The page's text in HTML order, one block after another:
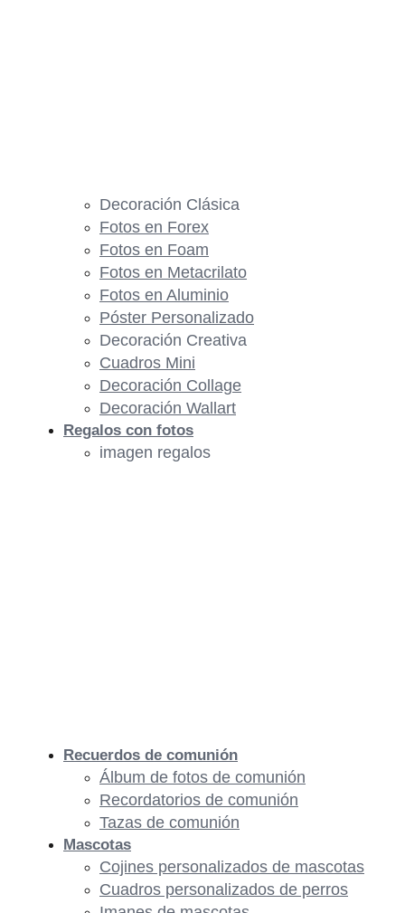
Decoración Clásica
Fotos en Forex
Fotos en Foam
Fotos en Metacrilato
Fotos en Aluminio
Póster Personalizado
Decoración Creativa
Cuadros Mini
Decoración Collage
Decoración Wallart
Regalos con fotos
imagen regalos
Recuerdos de comunión
Álbum de fotos de comunión
Recordatorios de comunión
Tazas de comunión
Mascotas
Cojines personalizados de mascotas
Cuadros personalizados de perros